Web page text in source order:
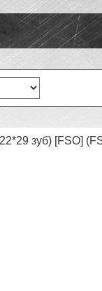
зуб) [FSO]